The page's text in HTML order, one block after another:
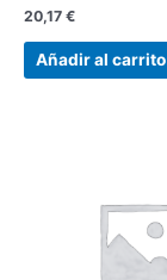
20,17 €
Añadir al carrito